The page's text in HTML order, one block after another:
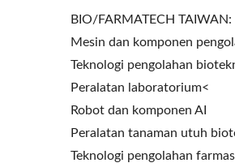
BIO/FARMATECH TAIWAN:
Mesin dan komponen
Teknologi pengolahan
Peralatan laboratorium<
Robot dan komponen AI
Peralatan tanaman utuh
Teknologi pengolahan